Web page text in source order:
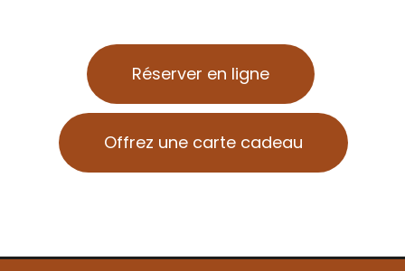
Réserver en ligne
Offrez une carte cadeau